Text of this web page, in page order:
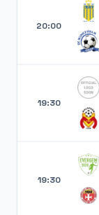
20:00
19:30
19:30